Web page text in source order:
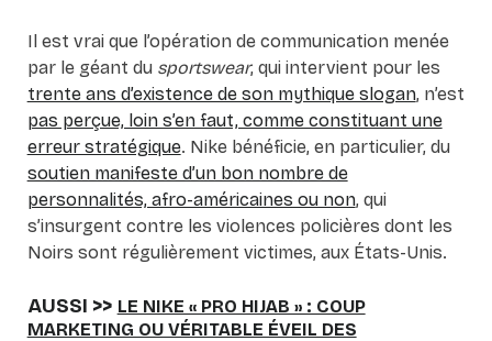
Il est vrai que l’opération de communication menée
par le géant du sportswear, qui intervient pour les
trente ans d’existence de son mythique slogan, n’est
pas perçue, loin s’en faut, comme constituant une
erreur stratégique. Nike bénéficie, en particulier, du
soutien manifeste d’un bon nombre de
personnalités, afro-américaines ou non, qui
s’insurgent contre les violences policières dont les
Noirs sont régulièrement victimes, aux États-Unis.
AUSSI >> LE NIKE « PRO HIJAB » : COUP
MARKETING OU VÉRITABLE ÉVEIL DES